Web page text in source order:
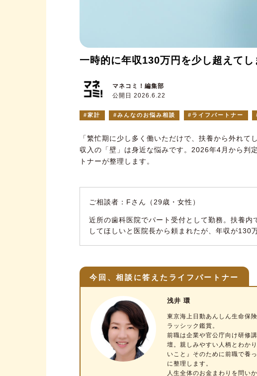
一時的に年収130万円を少し超えて
公開日 2026.6.22
マネコミ！編集部
家計 みんなのお悩み相談 ライフパートナー
「繁忙期に少し多く働いただけで、扶養から外れ
収入の「壁」は身近な悩みです。2026年4月から判
トナーが整理します。
ご相談者：Fさん（29歳・女性）
近所の歯科医院でパート受付として勤務。扶養
してほしいと医院長から頼まれたが、年収が130
今回、相談に答えたライフパートナー
浅井 環
東京海上日動あんしん生命保
ラッシック鑑賞。
前職は企業や官公庁向け研修
壇。親しみやすい人柄とわか
いこと』そのために前職で養
に整理します。
人生全体のお金まわりを問い